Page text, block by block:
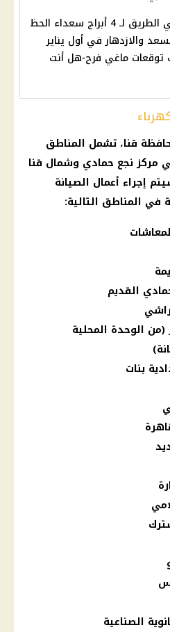
كنز ذهب في الطريق لـ 4 أبراج سعداء الحظ
والازدهار في أول يناير
توقعات ماغي فرح-هل أنت
قنا، تشمل المناطق
مركز نجع حمادي وشمال قنا
إجراء أعمال الصيانة
في المناطق التالية:
القديم
الوحدة المحلية
بنات
الصناعية